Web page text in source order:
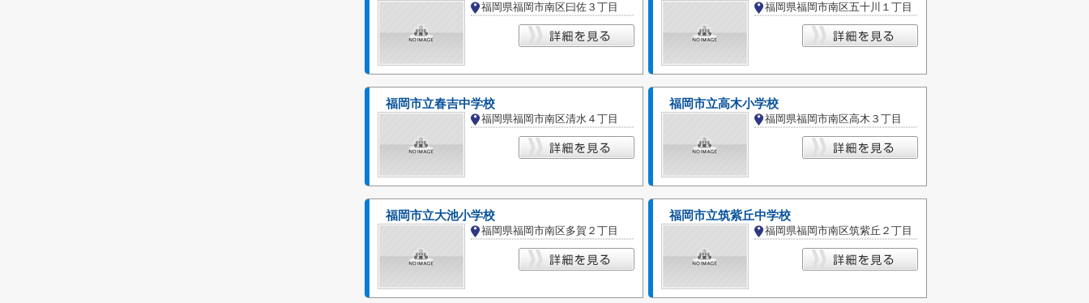
福岡県福岡市南区曰佐３丁目 福岡県福岡市南区五十川１丁目
福岡市立春吉中学校
福岡県福岡市南区清水４丁目
福岡市立高木小学校
福岡県福岡市南区高木３丁目
福岡市立大池小学校
福岡県福岡市南区多賀２丁目
福岡市立筑紫丘中学校
福岡県福岡市南区筑紫丘２丁目